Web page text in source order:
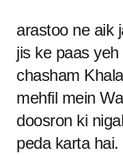
arastoo ne aik
jis ke paas
chasham
mehfil mein
doosron ki
peda karta